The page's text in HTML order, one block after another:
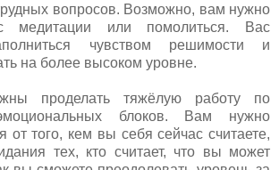
вопросов. Возможно, вам нужно
медитации или помолиться. Вас
чувством решимости и
на более высоком уровне.
проделать тяжёлую работу по
блоков. Вам нужно
от того, кем вы себя сейчас считаете,
тех, кто считает, что вы может